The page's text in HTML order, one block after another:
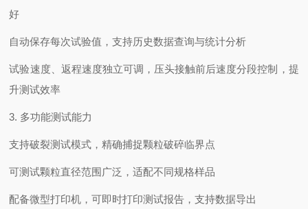
好
自动保存每次试验值，支持历史数据查询与统计分析
试验速度、返程速度独立可调，压头接触前后速度分段控制，提
升测试效率
3. 多功能测试能力
支持破裂测试模式，精确捕捉颗粒破碎临界点
可测试颗粒直径范围广泛，适配不同规格样品
配备微型打印机，可即时打印测试报告，支持数据导出